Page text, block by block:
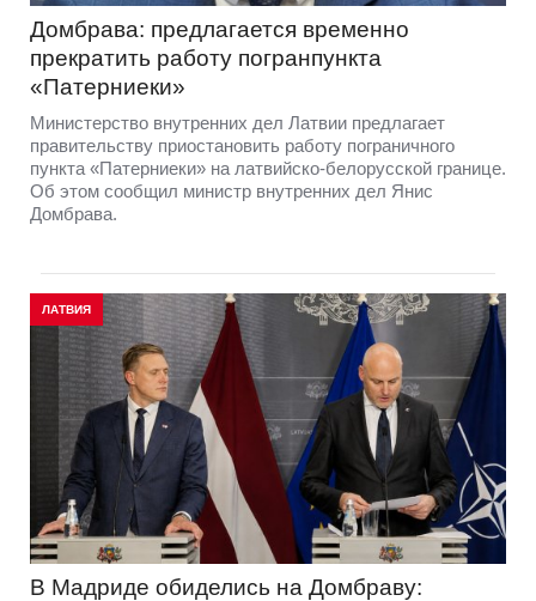
Домбрава: предлагается временно
прекратить работу погранпункта
«Патерниеки»
Министерство внутренних дел Латвии предлагает
правительству приостановить работу пограничного
пункта «Патерниеки» на латвийско-белорусской границе.
Об этом сообщил министр внутренних дел Янис
Домбрава.
ЛАТВИЯ
В Мадриде обиделись на Домбраву: